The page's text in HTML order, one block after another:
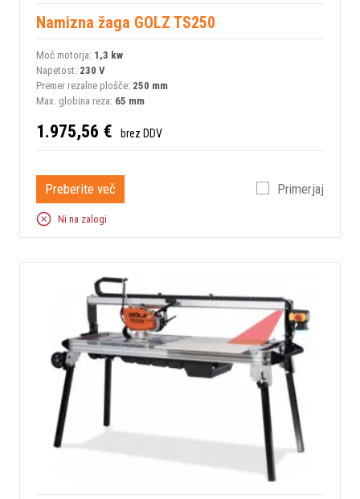
Namizna žaga GOLZ TS250
Moč motorja: 1,3 kw
Napetost: 230 V
Premer rezalne plošče: 250 mm
Max. globina reza: 65 mm
1.975,56 € brez DDV
Preberite več Primerjaj
Ni na zalogi